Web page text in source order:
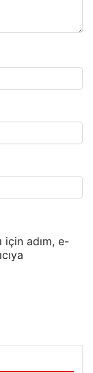
için adım, e-